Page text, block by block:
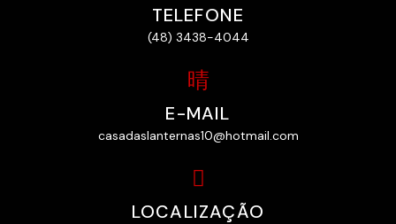
TELEFONE
(48) 3438-4044
E-MAIL
casadaslanternas10@hotmail.com
LOCALIZAÇÃO